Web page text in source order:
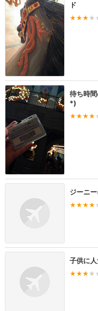
ド
★★★
待ち時
*)
★★★★
ジーニ
★★★★
子供に
★★★